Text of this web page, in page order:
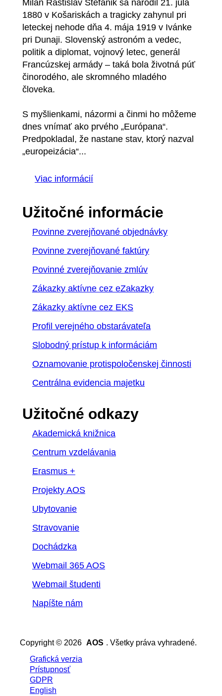
Milan Rastislav Štefánik sa narodil 21. júla
1880 v Košariskách a tragicky zahynul pri
leteckej nehode dňa 4. mája 1919 v Ivánke
pri Dunaji. Slovenský astronóm a vedec,
politik a diplomat, vojnový letec, generál
Francúzskej armády – taká bola životná púť
činorodého, ale skromného mladého
človeka.
S myšlienkami, názormi a činmi ho môžeme
dnes vnímať ako prvého „Európana“.
Predpokladal, že nastane stav, ktorý nazval
„europeizácia“...
Viac informácií
Užitočné informácie
Povinne zverejňované objednávky
Povinne zverejňované faktúry
Povinné zverejňovanie zmlúv
Zákazky aktívne cez eZakazky
Zákazky aktívne cez EKS
Profil verejného obstarávateľa
Slobodný prístup k informáciám
Oznamovanie protispoločenskej činnosti
Centrálna evidencia majetku
Užitočné odkazy
Akademická knižnica
Centrum vzdelávania
Erasmus +
Projekty AOS
Ubytovanie
Stravovanie
Dochádzka
Webmail 365 AOS
Webmail študenti
Napíšte nám
Copyright © 2026 AOS . Všetky práva vyhradené.
Grafická verzia
Prístupnosť
GDPR
English